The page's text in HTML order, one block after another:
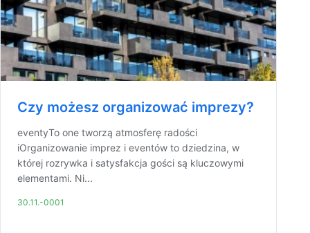
Czy możesz organizować imprezy?
eventyTo one tworzą atmosferę radości
iOrganizowanie imprez i eventów to dziedzina, w
której rozrywka i satysfakcja gości są kluczowymi
elementami. Ni...
30.11.-0001